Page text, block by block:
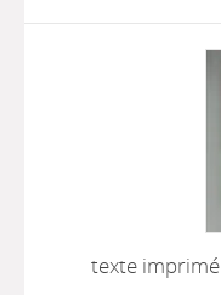
texte imprimé